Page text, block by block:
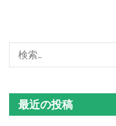
ゲ
シ
索:
最近の投稿